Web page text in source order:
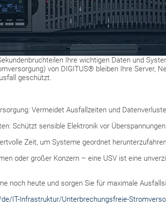
Ihre wichtigen Daten und
von DIGITUS® bleiben Ihre Server,
geschützt.
Vermeidet Ausfallzeiten und
Schützt sensible Elektronik vor
Zeit, um Systeme geordnet
oder großer Konzern – eine USV ist eine
noch heute und sorgen Sie für maximale
IT-Infrastruktur/Unterbrechungsfreie-